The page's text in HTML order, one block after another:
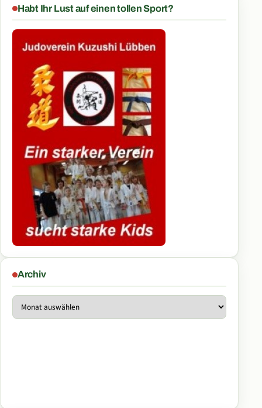
Habt Ihr Lust auf einen tollen Sport?
Archiv
Archiv